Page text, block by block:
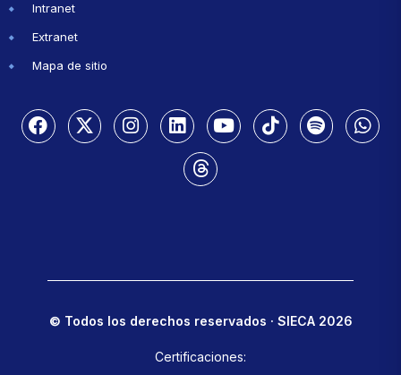
Intranet
Extranet
Mapa de sitio
© Todos los derechos reservados · SIECA 2026
Certificaciones: